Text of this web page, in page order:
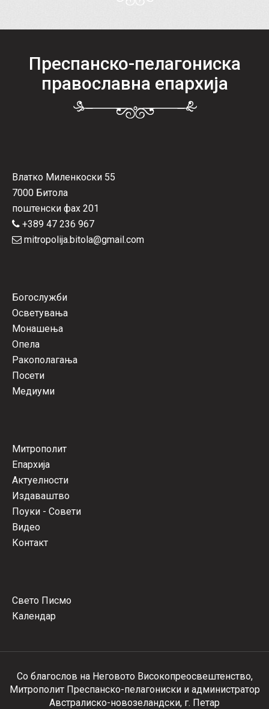
Преспанско-пелагониска
православна епархија
Влатко Миленкоски 55
7000 Битола
поштенски фах 201
+389 47 236 967
mitropolija.bitola@gmail.com
Богослужби
Осветувања
Монашења
Опела
Ракополагања
Посети
Медиуми
Митрополит
Епархија
Актуелности
Издаваштво
Поуки - Совети
Видео
Контакт
Свето Писмо
Календар
Со благослов на Неговото Високопреосвештенство,
Митрополит Преспанско-пелагониски и администратор
Австралиско-новозеландски, г. Петар